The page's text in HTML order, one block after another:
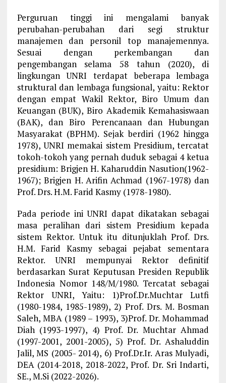
Perguruan tinggi ini mengalami banyak
perubahan-perubahan dari segi struktur
manajemen dan personil top manajemennya.
Sesuai dengan perkembangan dan
pengembangan selama 58 tahun (2020), di
lingkungan UNRI terdapat beberapa lembaga
struktural dan lembaga fungsional, yaitu: Rektor
dengan empat Wakil Rektor, Biro Umum dan
Keuangan (BUK), Biro Akademik Kemahasiswaan
(BAK), dan Biro Perencanaan dan Hubungan
Masyarakat (BPHM). Sejak berdiri (1962 hingga
1978), UNRI memakai sistem Presidium, tercatat
tokoh-tokoh yang pernah duduk sebagai 4 ketua
presidium: Brigjen H. Kaharuddin Nasution(1962-
1967); Brigjen H. Arifin Achmad (1967-1978) dan
Prof. Drs. H.M. Farid Kasmy (1978-1980).
Pada periode ini UNRI dapat dikatakan sebagai
masa peralihan dari sistem Presidium kepada
sistem Rektor. Untuk itu ditunjuklah Prof. Drs.
H.M. Farid Kasmy sebagai pejabat sementara
Rektor. UNRI mempunyai Rektor definitif
berdasarkan Surat Keputusan Presiden Republik
Indonesia Nomor 148/M/1980. Tercatat sebagai
Rektor UNRI, Yaitu: 1)Prof.Dr.Muchtar Lutfi
(1980-1984, 1985-1989), 2) Prof. Drs. M. Bosman
Saleh, MBA (1989 – 1993), 3)Prof. Dr. Mohammad
Diah (1993-1997), 4) Prof. Dr. Muchtar Ahmad
(1997-2001, 2001-2005), 5) Prof. Dr. Ashaluddin
Jalil, MS (2005- 2014), 6) Prof.Dr.Ir. Aras Mulyadi,
DEA (2014-2018, 2018-2022, Prof. Dr. Sri Indarti,
SE., M.Si (2022-2026).